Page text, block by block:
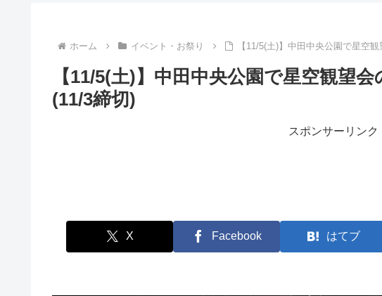
ホーム イベント・お祭り 【11/5(土)】中田中央公園で星空
【11/5(土)】中田中央公園で星空観望
(11/3締切)
スポンサーリンク
X Facebook はてブ